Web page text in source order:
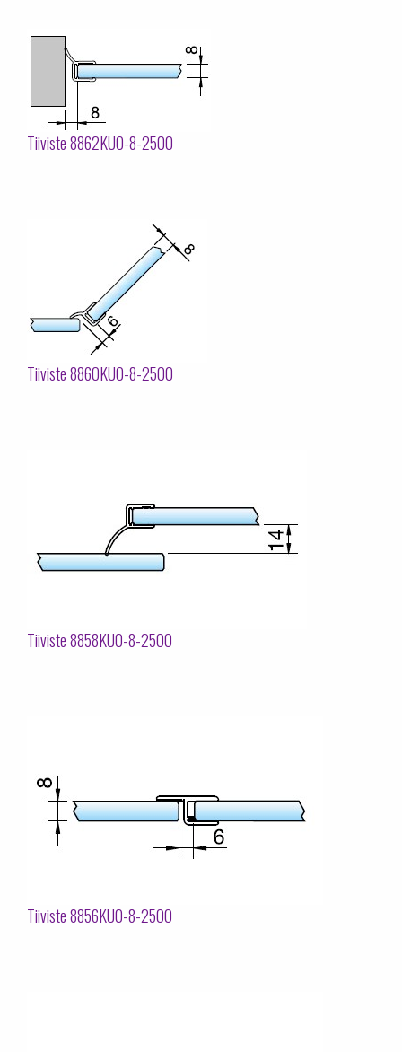
Tiiviste 8862KU0-8-2500
Tiiviste 8860KU0-8-2500
Tiiviste 8858KU0-8-2500
Tiiviste 8856KU0-8-2500